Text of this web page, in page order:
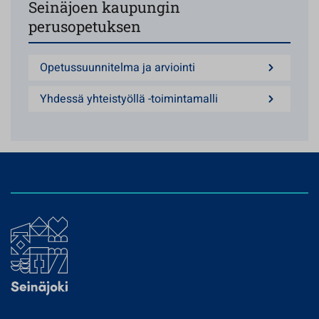
Seinäjoen kaupungin
perusopetuksen
Opetussuunnitelma ja arviointi
Yhdessä yhteistyöllä -toimintamalli